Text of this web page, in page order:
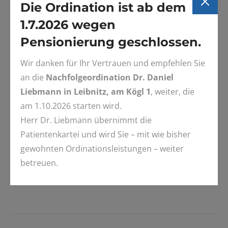
Die Ordination ist ab dem
1.7.2026 wegen
Pensionierung geschlossen.
Wir danken für Ihr Vertrauen und empfehlen Sie
an die Nachfolgeordination Dr. Daniel
Liebmann in Leibnitz, am Kögl 1, weiter, die
am 1.10.2026 starten wird.
Herr Dr. Liebmann übernimmt die
Patientenkartei und wird Sie – mit wie bisher
gewohnten Ordinationsleistungen – weiter
betreuen.
Andrea wurde unverschuldet am 31.5. 2022 durch einen
tragischen Verkehrsunfall aus unserer Mitte gerissen.
Sie war für uns eine kompetente und fürsorgliche Kollegin
und bleibt uns immer als liebenswerter Mensch in
Erinnerung. Wie trauern um Sie.